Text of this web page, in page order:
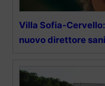
Villa Sofia-
nuovo direttore